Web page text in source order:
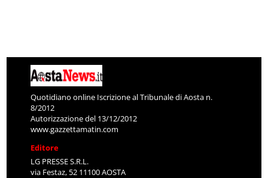
Quotidiano online Iscrizione al Tribunale di Aosta n.
8/2012
Autorizzazione del 13/12/2012
www.gazzettamatin.com
Editore
LG PRESSE S.R.L.
via Festaz, 52 11100 AOSTA